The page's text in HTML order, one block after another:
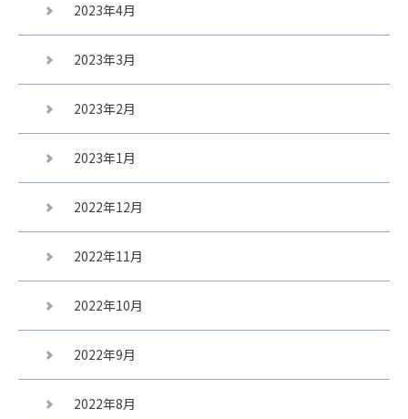
2023年4月
2023年3月
2023年2月
2023年1月
2022年12月
2022年11月
2022年10月
2022年9月
2022年8月